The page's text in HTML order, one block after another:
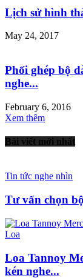
Lịch sử hình
May 24, 2017
Phối ghép bộ
nghe...
February 6, 2016
Xem thêm
Bài viết mới nhất
Tin tức nghe nhìn
Tư vấn chọn
Loa
Loa Tannoy
kén nghe...